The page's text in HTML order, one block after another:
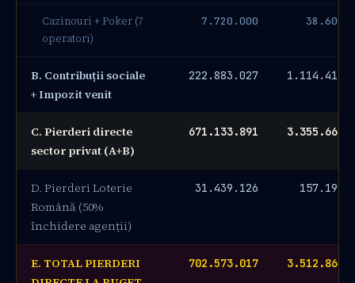
Cazinouri + Poker (7
operatori)
7.720.000
B. Contribuții sociale
+ Impozit venit
222.883.027
C. Pierderi directe
sector privat (A+B)
671.133.891
D. Pierderi Loterie
Română (50%
închidere agenții)
31.439.126
E. TOTAL PIERDERI
702.573.017